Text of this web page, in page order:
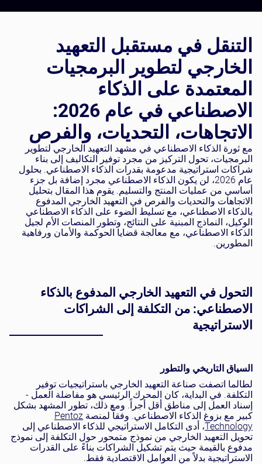
التنقل في مستقبل التعهيد
الخارجي لتطوير البرمجيات
المعتمدة على الذكاء
الاصطناعي في عام 2026:
الاتجاهات، التحديات، والفرص
مع ثورة الذكاء الاصطناعي في مشهد التعهيد الخارجي لتطوير
البرمجيات، تحول التركيز من مجرد توفير التكاليف إلى بناء
شراكات استراتيجية مدعومة بقدرات الذكاء الاصطناعي. بحلول
عام 2026، لن يكون الذكاء الاصطناعي مجرد إضافة بل جزء
أساسي من عمليات المنتج والتسليم. يقوم هذا المقال بتحليل
الاتجاهات والتحديات والفرص في التعهيد الخارجي المدفوع
بالذكاء الاصطناعي، مع تسليط الضوء على الذكاء الاصطناعي
الوكيل، النماذج المبنية على النتائج، وتطور المنصات الأم لجيل
الذكاء الاصطناعي، مع معالجة قضايا الحوكمة والأمان ورفاهية
المطورين.
التحول في التعهيد الخارجي المدفوع بالذكاء
الاصطناعي: من التكلفة إلى الشراكات
الاستراتيجية
السياق التاريخي والتطور
لطالما اتصفت صناعة التعهيد الخارجي باستراتيجيات توفير
التكلفة. في البداية، كان المحرك الرئيسي هو مفاضلة العمل -
إسناد العمل إلى مناطق أقل أجراً. ومع ذلك، تطور المشهد بشكل
كبير مع بزوغ الذكاء الاصطناعي. وفقاً لمنصة Pentoz
Technology، أدى التكامل الاستراتيجي للذكاء الاصطناعي إلى
تحويل التعهيد الخارجي من نموذج متمحور حول التكلفة إلى نموذج
مدفوع بالقيمة حيث يتم تشكيل الشراكات بناءً على القدرات
الاستراتيجية بدلاً من العوامل الاقتصادية فقط.